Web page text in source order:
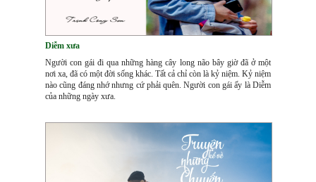
Diễm xưa
Người con gái đi qua những hàng cây long não bây giờ đã ở một
nơi xa, đã có một đời sống khác. Tất cả chỉ còn là kỷ niệm. Kỷ niệm
nào cũng đáng nhớ nhưng cứ phải quên. Người con gái ấy là Diễm
của những ngày xưa.